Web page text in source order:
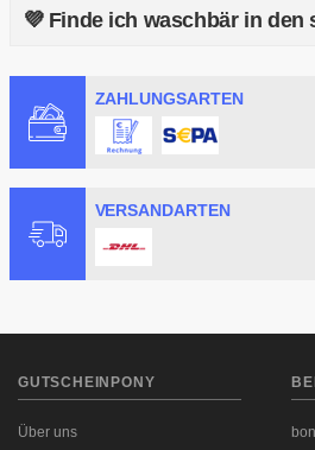
Das waschbär Magazin ist ein
tolle Tipps in Sachen gesunder
der Herstellung von eigenem
Strickanleitungen für Schals und
💜 Finde ich waschbär in den
Ja, du kannst in der Fußzeile des
facebook, Instagram, YouTube
finden.
ZAHLUNGSARTEN
VERSANDARTEN
GUTSCHEINPONY
Über uns